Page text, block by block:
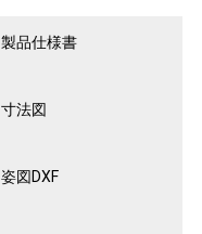
製品仕様書
寸法図
姿図DXF